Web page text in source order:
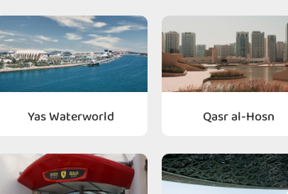
Yas Waterworld Qasr al-Hosn